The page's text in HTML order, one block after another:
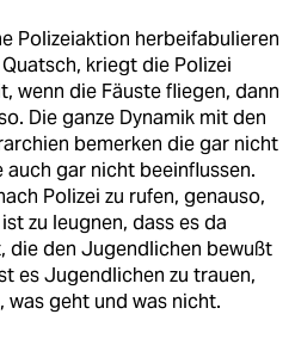
Polizeiaktion herbeifabulieren
kriegt die Polizei
wenn die Fäuste fliegen, dann
Die ganze Dynamik mit den
bemerken die gar nicht
auch gar nicht beeinflussen.
Polizei zu rufen, genauso,
zu leugnen, dass es da
die den Jugendlichen bewußt
es Jugendlichen zu trauen,
was geht und was nicht.